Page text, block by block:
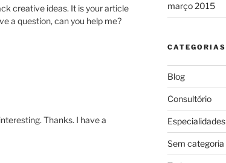
creative ideas. It is your article
a question, can you help me?
Thanks. I have a
março 2015
CATEGORIAS
Blog
Consultório
Especialidades
Sem categoria